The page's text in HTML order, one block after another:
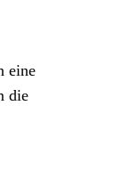
eine
die